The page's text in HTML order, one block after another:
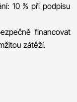
10 % při podpisu
financovat
zátěží.